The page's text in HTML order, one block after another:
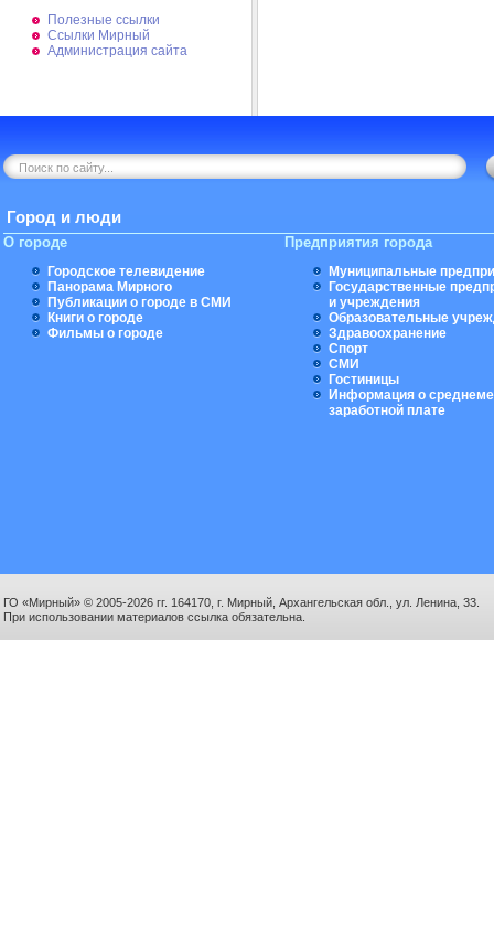
Полезные ссылки
Ссылки Мирный
Администрация сайта
Город и люди
О городе
Городское телевидение
Панорама Мирного
Публикации о городе в СМИ
Книги о городе
Фильмы о городе
Предприятия города
Муниципальные
Государственные
и учреждения
Образовательные
Здравоохранение
Спорт
СМИ
Гостиницы
Информация о
заработной плате
ГО «Мирный» © 2005-2026 гг. 164170, г. Мирный, Архангельская обл., ул. Ленина, 33.
При использовании материалов ссылка обязательна.